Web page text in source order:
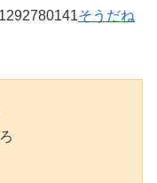
そうだね